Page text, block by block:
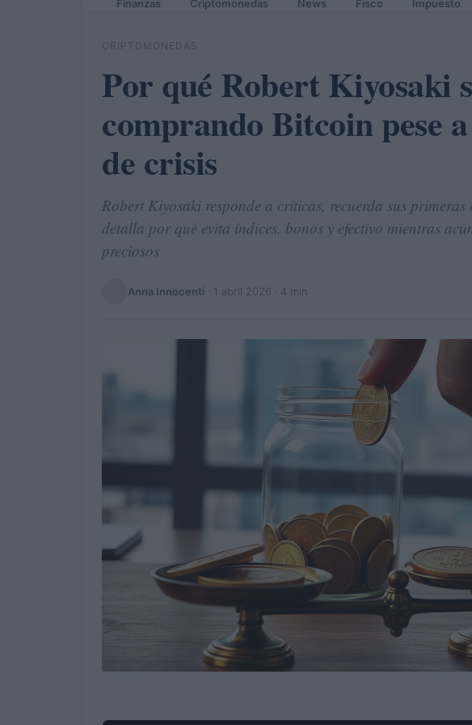
Finanzas Criptomonedas News Fisco Impuesto
CRIPTOMONEDAS
Por qué Robert Kiyosaki
comprando Bitcoin pese
de crisis
Robert Kiyosaki responde a críticas, recuerda sus
detalla por qué evita índices, bonos y efectivo mientras
preciosos
Anna Innocenti 1 abril 2026 · 4 min